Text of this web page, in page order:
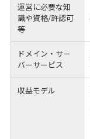
運営に必要な知
識や資格/許認可
等
ドメイン・サー
バーサービス
収益モデル